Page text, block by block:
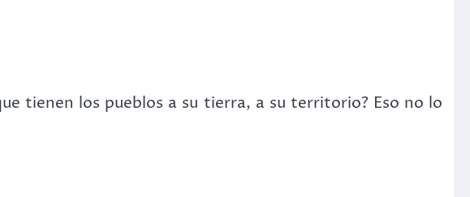
tienen los pueblos a su tierra, a su territorio? Eso no lo